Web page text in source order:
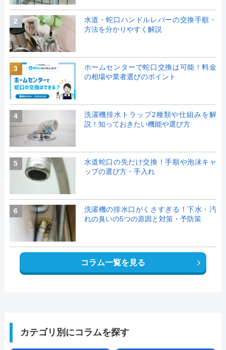
2
水道・蛇口ハンドルレバーの交換手順・
方法を分かりやすく解説
3
ホームセンターで蛇口交換は可能！料金
の相場や業者選びのポイント
4
洗濯機排水トラップ2種類や仕組みを解
説！知っておきたい機能や選び方
5
水道蛇口の先だけ交換！手順や泡沫キャ
ップの選び方・手入れ
6
洗濯機の排水口がくさすぎる！下水・汚
れの臭いの5つの原因と対策・予防策
コラム一覧を見る
カテゴリ別にコラムを探す